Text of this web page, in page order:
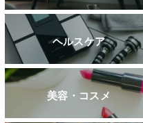
ヘルスケア
美容・コスメ